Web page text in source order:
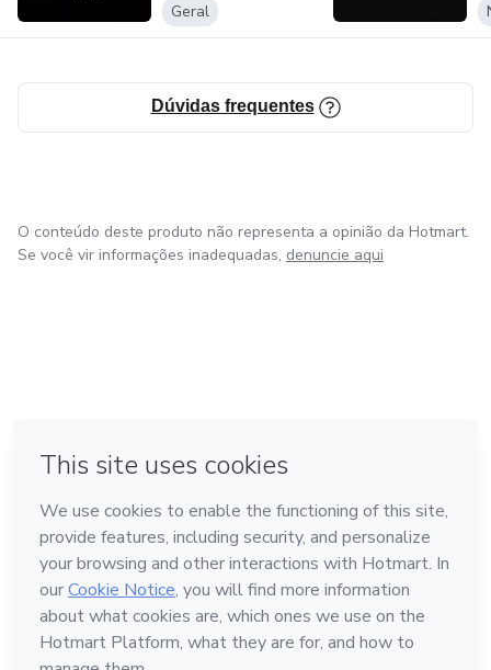
Geral
Dúvidas frequentes
O conteúdo deste produto não representa a opinião da Hotmart.
Se você vir informações inadequadas, denuncie aqui
Feito com ❤ em Bogotá
Conheça a Hotmart
Idioma